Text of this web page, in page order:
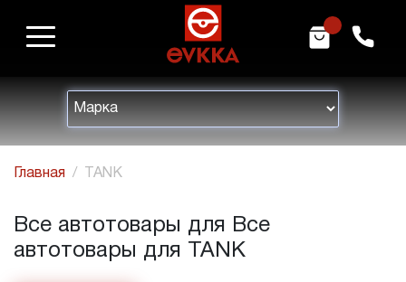
h m
Главная TANK
Все автотовары для Все
автотовары для TANK